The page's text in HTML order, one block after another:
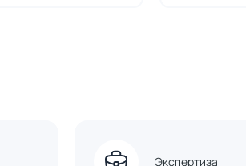
Экспертиза